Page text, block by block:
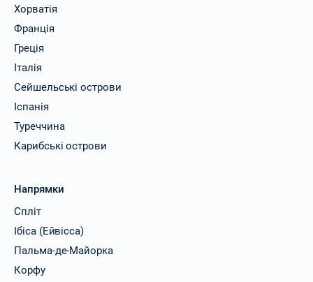
Хорватія
Франція
Греція
Італія
Сейшельські острови
Іспанія
Туреччина
Карибські острови
Напрямки
Спліт
Ібіса (Ейвісса)
Пальма-де-Майорка
Корфу